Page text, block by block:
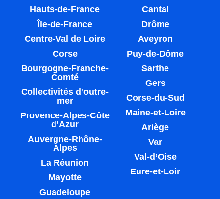
Hauts-de-France
Île-de-France
Centre-Val de Loire
Corse
Bourgogne-Franche-
Comté
Collectivités d’outre-
mer
Provence-Alpes-Côte
d’Azur
Auvergne-Rhône-
Alpes
La Réunion
Mayotte
Guadeloupe
Cantal
Drôme
Aveyron
Puy-de-Dôme
Sarthe
Gers
Corse-du-Sud
Maine-et-Loire
Ariège
Var
Val-d’Oise
Eure-et-Loir